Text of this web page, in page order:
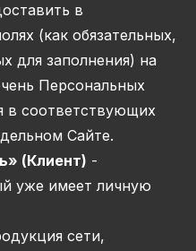
в
(как обязательных,
для заполнения) на
Персональных
в соответствующих
Сайте.
(Клиент) -
уже имеет личную
сети,